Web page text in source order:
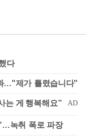
다
…"제가 틀렸습니다"
녹취 폭로 파장